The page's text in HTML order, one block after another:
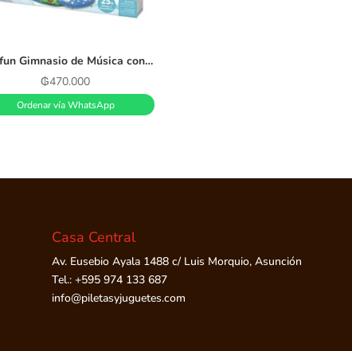
Winfun Gimnasio de Música con Luces Mágicas Kick N Play
₲470.000
Ordenar vía WhatsApp
Casa Central
Av. Eusebio Ayala 1488 c/ Luis Morquio, Asunción
Tel.: +595 974 133 687
info@piletasyjuguetes.com